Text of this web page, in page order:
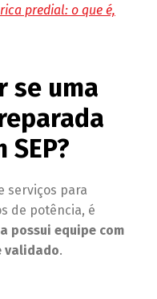
predial: o que é,
se uma
serviços para
de potência, é
possui equipe com
validado.